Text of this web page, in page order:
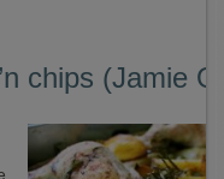
chips (Jamie